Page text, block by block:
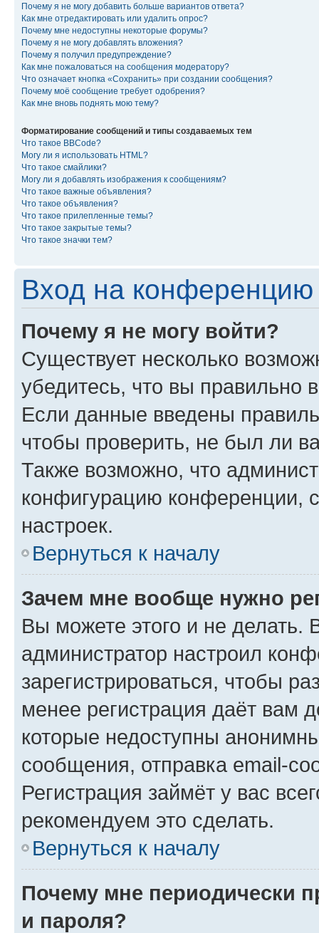
Почему я не могу добавить больше вариантов ответа?
Как мне отредактировать или удалить опрос?
Почему мне недоступны некоторые форумы?
Почему я не могу добавлять вложения?
Почему я получил предупреждение?
Как мне пожаловаться на сообщения модератору?
Что означает кнопка «Сохранить» при создании сообщения?
Почему моё сообщение требует одобрения?
Как мне вновь поднять мою тему?
Форматирование сообщений и типы создаваемых тем
Что такое BBCode?
Могу ли я использовать HTML?
Что такое смайлики?
Могу ли я добавлять изображения к сообщениям?
Что такое важные объявления?
Что такое объявления?
Что такое прилепленные темы?
Что такое закрытые темы?
Что такое значки тем?
Вход на конференцию
Почему я не могу войти?
Существует несколько
убедитесь, что вы правильно
Если данные введены
чтобы проверить, не был ли
Также возможно, что
конфигурацию конференции,
настроек.
Вернуться к началу
Зачем мне вообще нужно
Вы можете этого и не делать.
администратор настроил
зарегистрироваться, чтобы
менее регистрация даёт вам
которые недоступны
сообщения, отправка email-
Регистрация займёт у вас
рекомендуем это сделать.
Вернуться к началу
Почему мне периодически
и пароля?